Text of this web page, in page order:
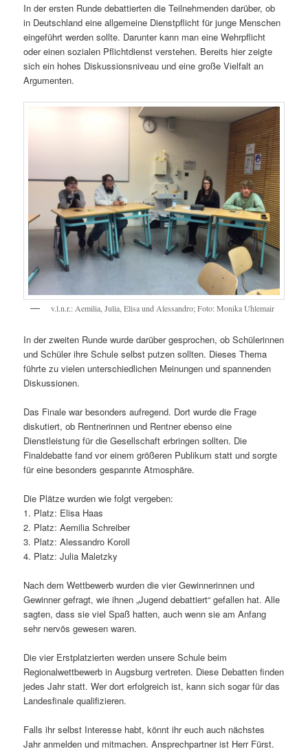
In der ersten Runde debattierten die Teilnehmenden darüber, ob
in Deutschland eine allgemeine Dienstpflicht für junge Menschen
eingeführt werden sollte. Darunter kann man eine Wehrpflicht
oder einen sozialen Pflichtdienst verstehen. Bereits hier zeigte
sich ein hohes Diskussionsniveau und eine große Vielfalt an
Argumenten.
v.l.n.r.: Aemilia, Julia, Elisa und Alessandro; Foto: Monika Uhlemair
In der zweiten Runde wurde darüber gesprochen, ob Schülerinnen
und Schüler ihre Schule selbst putzen sollten. Dieses Thema
führte zu vielen unterschiedlichen Meinungen und spannenden
Diskussionen.
Das Finale war besonders aufregend. Dort wurde die Frage
diskutiert, ob Rentnerinnen und Rentner ebenso eine
Dienstleistung für die Gesellschaft erbringen sollten. Die
Finaldebatte fand vor einem größeren Publikum statt und sorgte
für eine besonders gespannte Atmosphäre.
Die Plätze wurden wie folgt vergeben:
1. Platz: Elisa Haas
2. Platz: Aemilia Schreiber
3. Platz: Alessandro Koroll
4. Platz: Julia Maletzky
Nach dem Wettbewerb wurden die vier Gewinnerinnen und
Gewinner gefragt, wie ihnen „Jugend debattiert“ gefallen hat. Alle
sagten, dass sie viel Spaß hatten, auch wenn sie am Anfang
sehr nervös gewesen waren.
Die vier Erstplatzierten werden unsere Schule beim
Regionalwettbewerb in Augsburg vertreten. Diese Debatten finden
jedes Jahr statt. Wer dort erfolgreich ist, kann sich sogar für das
Landesfinale qualifizieren.
Falls ihr selbst Interesse habt, könnt ihr euch auch nächstes
Jahr anmelden und mitmachen. Ansprechpartner ist Herr Fürst.